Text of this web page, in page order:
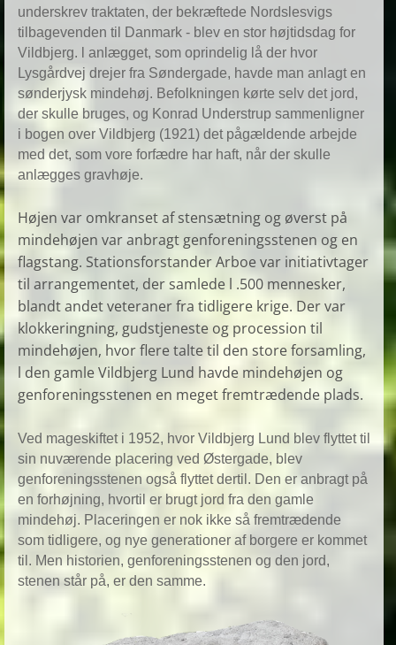
underskrev traktaten, der bekræftede Nordslesvigs
tilbagevenden til Danmark - blev en stor højtidsdag for
Vildbjerg. l anlægget, som oprindelig lå der hvor
Lysgårdvej drejer fra Søndergade, havde man anlagt en
sønderjysk mindehøj. Befolkningen kørte selv det jord,
der skulle bruges, og Konrad Understrup sammenligner
i bogen over Vildbjerg (1921) det pågældende arbejde
med det, som vore forfædre har haft, når der skulle
anlægges gravhøje.
Højen var omkranset af stensætning og øverst på
mindehøjen var anbragt genforeningsstenen og en
flagstang. Stationsforstander Arboe var initiativtager
til arrangementet, der samlede l .500 mennesker,
blandt andet veteraner fra tidligere krige. Der var
klokkeringning, gudstjeneste og procession til
mindehøjen, hvor flere talte til den store forsamling,
l den gamle Vildbjerg Lund havde mindehøjen og
genforeningsstenen en meget fremtrædende plads.
Ved mageskiftet i 1952, hvor Vildbjerg Lund blev flyttet til
sin nuværende placering ved Østergade, blev
genforeningsstenen også flyttet dertil. Den er anbragt på
en forhøjning, hvortil er brugt jord fra den gamle
mindehøj. Placeringen er nok ikke så fremtrædende
som tidligere, og nye generationer af borgere er kommet
til. Men historien, genforeningsstenen og den jord,
stenen står på, er den samme.